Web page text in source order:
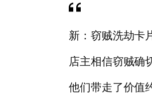
新：窃贼洗劫卡
店主相信窃贼确
他们带走了价值